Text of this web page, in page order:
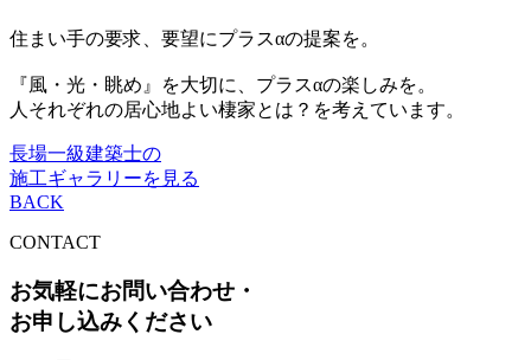
住まい手の要求、要望にプラスαの提案を。
『風・光・眺め』を大切に、プラスαの楽しみを。
人それぞれの居心地よい棲家とは？を考えています。
長場一級建築士の
施工ギャラリーを見る
BACK
CONTACT
お気軽にお問い合わせ・
お申し込みください